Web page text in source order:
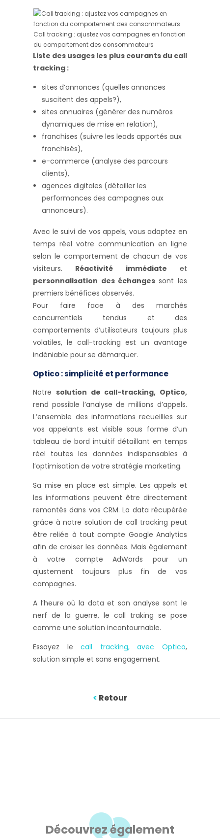
Call tracking : ajustez vos campagnes en fonction
du comportement des consommateurs
Liste des usages les plus courants du call
tracking :
sites d’annonces (quelles annonces
suscitent des appels?),
sites annuaires (générer des numéros
dynamiques de mise en relation),
franchises (suivre les leads apportés aux
franchisés),
e-commerce (analyse des parcours
clients),
agences digitales (détailler les
performances des campagnes aux
annonceurs).
Avec le suivi de vos appels, vous adaptez en
temps réel votre communication en ligne
selon le comportement de chacun de vos
visiteurs. Réactivité immédiate et
personnalisation des échanges sont les
premiers bénéfices observés.
Pour faire face à des marchés
concurrentiels tendus et des
comportements d’utilisateurs toujours plus
volatiles, le call-tracking est un avantage
indéniable pour se démarquer.
Optico : simplicité et performance
Notre solution de call-tracking, Optico,
rend possible l’analyse de millions d’appels.
L’ensemble des informations recueillies sur
vos appelants est visible sous forme d’un
tableau de bord intuitif détaillant en temps
réel toutes les données indispensables à
l’optimisation de votre stratégie marketing.
Sa mise en place est simple. Les appels et
les informations peuvent être directement
remontés dans vos CRM. La data récupérée
grâce à notre solution de call tracking peut
être reliée à tout compte Google Analytics
afin de croiser les données. Mais également
à votre compte AdWords pour un
ajustement toujours plus fin de vos
campagnes.
A l’heure où la data et son analyse sont le
nerf de la guerre, le call traking se pose
comme une solution incontournable.
Essayez lecall tracking, avec Optico,
solution simple et sans engagement.
< Retour
Découvrez également